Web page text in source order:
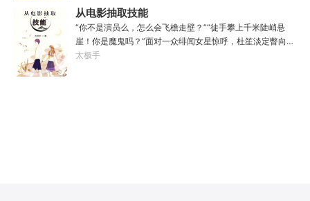
凡尘中打滚，蹉跎一生。好在临终之时终于觉醒异宝，能够
化真为假，将真实的人生转为黄粱一梦，重回刚穿越之时！
于是，李凡开始了他的漫漫长生路！第二世，李凡历时五十
载终权倾天下，但却遍寻世间而不见仙踪。只在人生的末尾
得见仙人痕迹。第三世，李凡殚精竭虑、百般谋划，却终抵
从电影抽取技能
“你不是演员么，怎么会飞檐走壁？”“徒手攀上千米陡峭悬
崖！你是魔鬼吗？”面对一众绯闻女星惊呼，杜笙淡定瞥向从
影片中获得的绝技：【龙象般若功（紫）：十龙十象之力，
太极手